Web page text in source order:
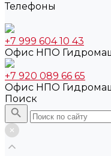
Телефоны
+7 999 604 10 43
Офис НПО
+7 920 089 66 65
Офис НПО
Поиск